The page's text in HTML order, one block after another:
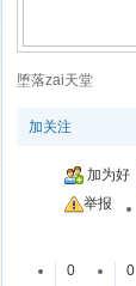
堕落zai天堂
加关注
加为好
友 举报
0
0